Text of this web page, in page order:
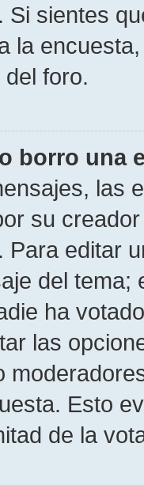
Si sientes
la
foro.
borro una
las
su
Para editar
del
ha
las
Esto
de la